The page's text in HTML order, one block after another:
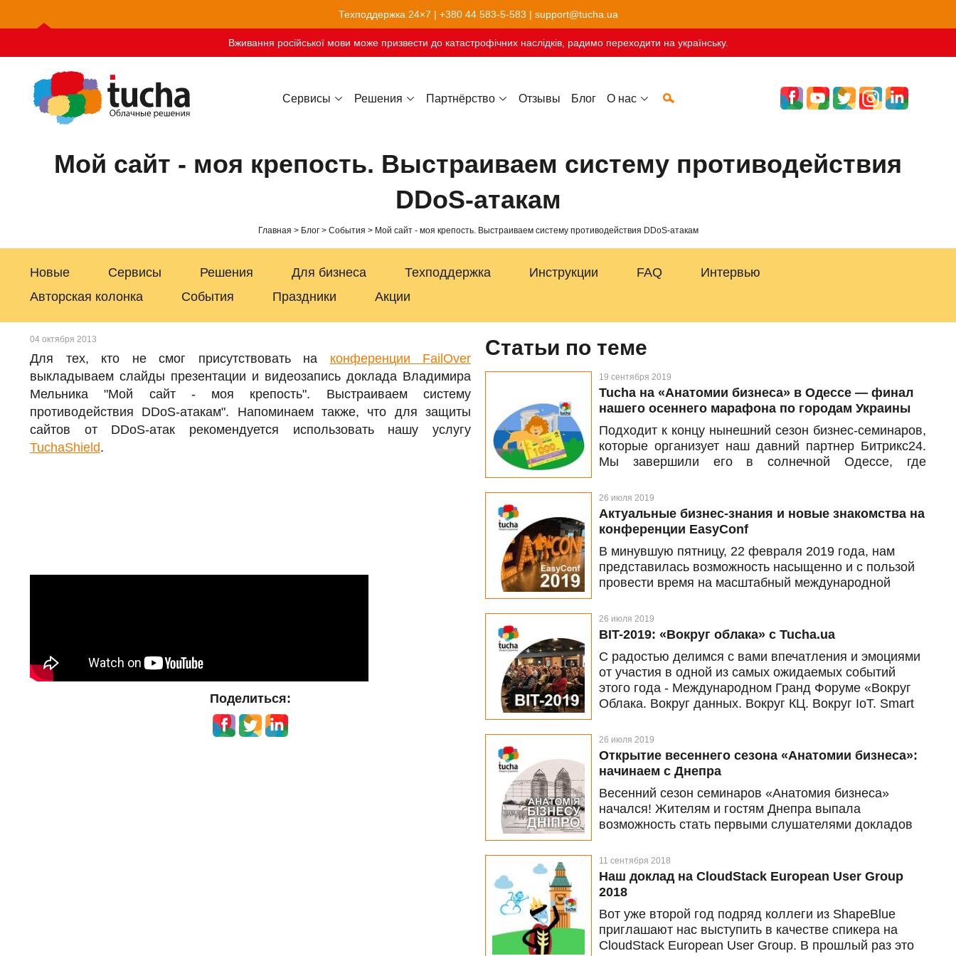
Техподдержка 24×7 | +380 44 583-5-583 | support@tucha.ua
Вживання російської мови може призвести до катастрофічних наслідків, радимо переходити на українську.
Сервисы Решения Партнёрство Отзывы Блог О нас
Мой сайт - моя крепость. Выстраиваем систему противодействия
DDoS-атакам
Главная Блог События Мой сайт - моя крепость. Выстраиваем систему противодействия DDoS-атакам
Новые Сервисы Решения Для бизнеса Техподдержка Инструкции FAQ
Интервью
Авторская колонка
События Праздники Акции
04 октября 2013
Для тех, кто не смог присутствовать на конференции FailOver
выкладываем слайды презентации и видеозапись доклада Владимира
Мельника "Мой сайт - моя крепость". Выстраиваем систему
противодействия DDoS-атакам". Напоминаем также, что для защиты
сайтов от DDoS-атак рекомендуется использовать нашу услугу
TuchaShield.
Поделиться:
Статьи по теме
19 сентября 2019
Tucha на «Анатомии бизнеса» в Одессе — финал
нашего осеннего марафона по городам Украины
Подходит к концу нынешний сезон бизнес-семинаров,
которые организует наш давний партнер Битрикс24.
Мы завершили его в солнечной Одессе, где
партнера Битрикс24 (и нашего давнего партнера) —
AWG.ua
26 июля 2019
Актуальные бизнес-знания и новые знакомства на
конференции EasyConf
В минувшую пятницу, 22 февраля 2019 года, нам
представилась возможность насыщенно и с пользой
провести время на масштабный международной
Мы с нетерпением ждали это грандиозное событие,
поэтому наконец делимся впечатлениями и
вдохновляющим опытом
26 июля 2019
BIT-2019: «Вокруг облака» с Tucha.ua
С радостью делимся с вами впечатления и эмоциями
от участия в одной из самых ожидаемых событий
этого года - Международном Гранд Форуме «Вокруг
Облака. Вокруг данных. Вокруг КЦ. Вокруг IoT. Smart
вторник, 26 февраля, в ЖК «Ультрамарин» в Киеве.
26 июля 2019
Открытие весеннего сезона «Анатомии бизнеса»:
начинаем с Днепра
Весенний сезон семинаров «Анатомия бизнеса»
начался! Жителям и гостям Днепра выпала
возможность стать первыми слушателями докладов
11 сентября 2018
Наш доклад на CloudStack European User Group
2018
Вот уже второй год подряд коллеги из ShapeBlue
приглашают нас выступить в качестве спикера на
CloudStack European User Group. В прошлый раз это